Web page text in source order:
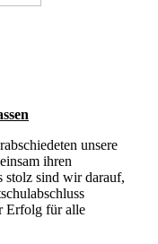
unsere
ihren
stolz sind wir darauf,
Erfolg für alle